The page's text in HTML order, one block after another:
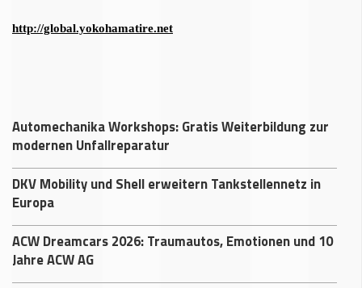
http://global.yokohamatire.net
Automechanika Workshops: Gratis Weiterbildung zur
modernen Unfallreparatur
DKV Mobility und Shell erweitern Tankstellennetz in
Europa
ACW Dreamcars 2026: Traumautos, Emotionen und 10
Jahre ACW AG